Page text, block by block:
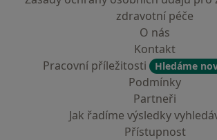
zdravotní péče
O nás
Kontakt
Pracovní příležitosti
Hledáme
Podmínky
Partneři
Jak řadíme výsledky
Přístupnost